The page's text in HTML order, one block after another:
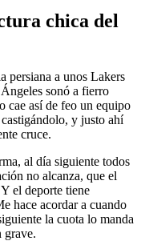
chica del
persiana a unos Lakers
sonó a fierro
cae así de feo un equipo
castigándolo, y justo ahí
cruce.
al día siguiente todos
no alcanza, que el
el deporte tiene
hace acordar a cuando
la cuota lo manda
grave.